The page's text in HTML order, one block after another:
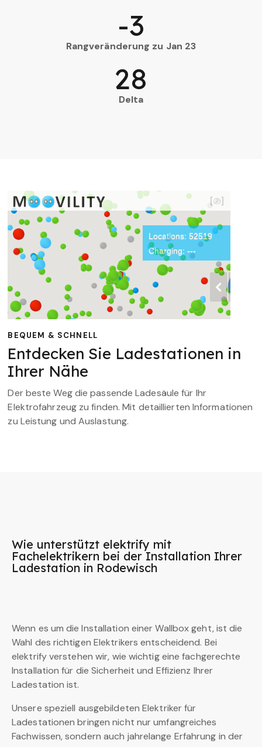
Rangveränderung zu Jan 23
-3
Delta
28
BEQUEM & SCHNELL
Entdecken Sie Ladestationen in
Ihrer Nähe
Der beste Weg die passende Ladesäule für Ihr
Elektrofahrzeug zu finden. Mit detaillierten Informationen
zu Leistung und Auslastung.
Wie unterstützt elektrify mit
Fachelektrikern bei der Installation Ihrer
Ladestation in Rodewisch
Wenn es um die Installation einer Wallbox geht, ist die
Wahl des richtigen Elektrikers entscheidend. Bei
elektrify verstehen wir, wie wichtig eine fachgerechte
Installation für die Sicherheit und Effizienz Ihrer
Ladestation ist.
Unsere speziell ausgebildeten Elektriker für
Ladestationen bringen nicht nur umfangreiches
Fachwissen, sondern auch jahrelange Erfahrung in der